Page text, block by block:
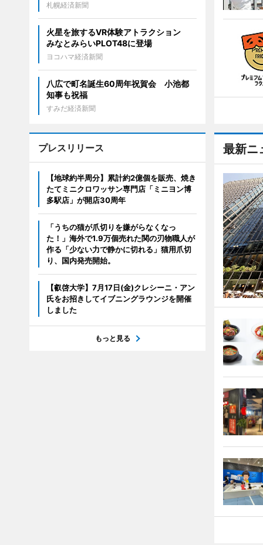
最新ニ
札幌経済新聞
火星を旅するVR体験アトラクション
みなとみらいPLOT48に登場
ヨコハマ経済新聞
八広で町名誕生60周年祝賀会 小池都
知事も祝福
すみだ経済新聞
プレスリリース
【地球約半周分】累計約2億個を販売、焼き
たてミニクロワッサン専門店「ミニヨン博
多駅店」が開店30周年
「うちの猫が爪切りを嫌がらなくなっ
た！」海外で1.9万個売れた関の刃物職人が
作る「少ない力で静かに切れる」猫用爪切
り、国内発売開始。
【叡啓大学】7月17日(金)クレシーニ・アン
氏をお招きしてイブニングラウンジを開催
しました
もっと見る